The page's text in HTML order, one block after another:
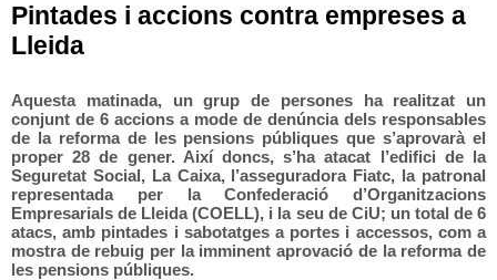
Pintades i accions contra empreses a
Lleida
Aquesta matinada, un grup de persones ha realitzat un
conjunt de 6 accions a mode de denúncia dels responsables
de la reforma de les pensions públiques que s’aprovarà el
proper 28 de gener. Així doncs, s’ha atacat l’edifici de la
Seguretat Social, La Caixa, l’asseguradora Fiatc, la patronal
representada per la Confederació d’Organitzacions
Empresarials de Lleida (COELL), i la seu de CiU; un total de 6
atacs, amb pintades i sabotatges a portes i accessos, com a
mostra de rebuig per la imminent aprovació de la reforma de
les pensions públiques.